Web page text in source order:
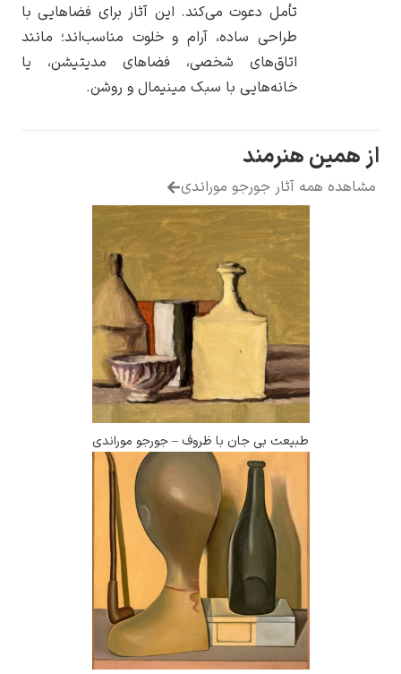
پرفروش‌ترین
تابلوها
تأمل دعوت می‌کند. این آثار برای فضاهایی با
طراحی ساده، آرام و خلوت مناسب‌اند؛ مانند
اتاق‌های شخصی، فضاهای مدیتیشن، یا
خانه‌هایی با سبک مینیمال و روشن.
همین هنرمند
همه آثار جورجو موراندی
طبیعت بی جان با ظروف – جورجو موراندی